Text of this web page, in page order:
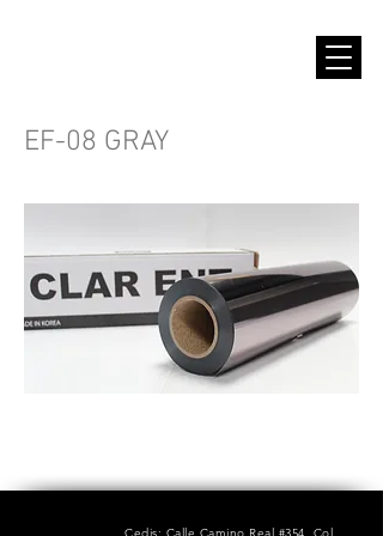
EF-08 GRAY